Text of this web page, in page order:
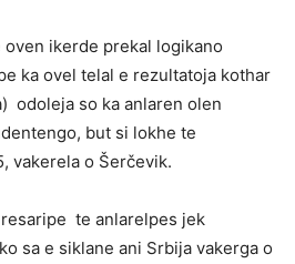
oven ikerde prekal logikano
ka ovel telal e rezultatoja kothar
odoleja so ka anlaren olen
but si lokhe te
vakerela o Šerčevik.
resaripe te anlarelpes jek
sa e siklane ani Srbija vakerga o